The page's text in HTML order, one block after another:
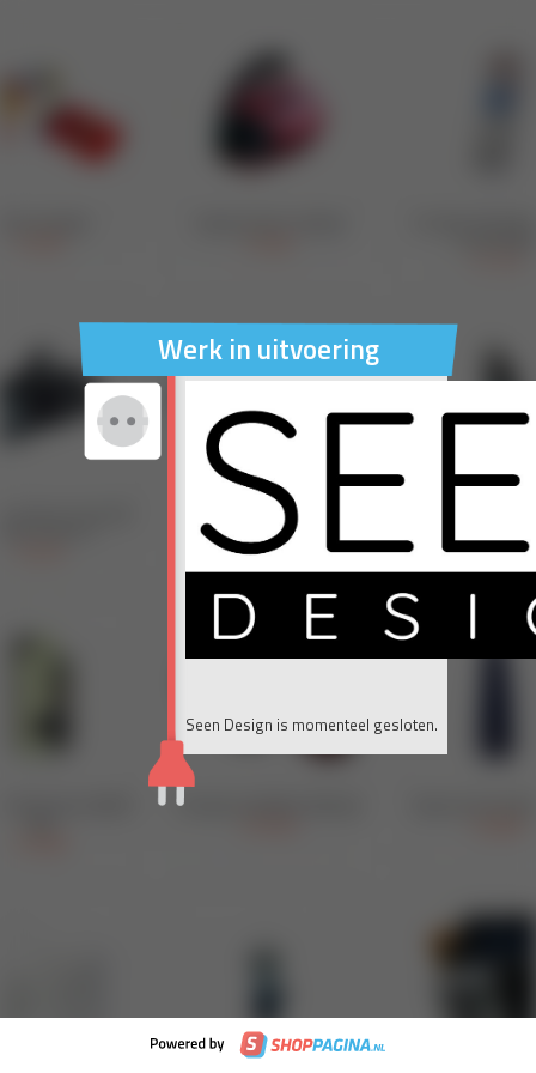
Werk in uitvoering
Seen Design is momenteel gesloten.